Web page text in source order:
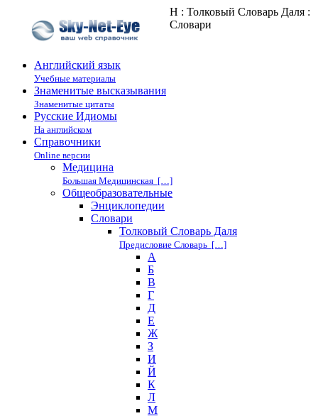
Н : Толковый Словарь Даля :
Cловари
Английский язык
Учебные материалы
Знаменитые высказывания
Знаменитые цитаты
Русские Идиомы
На английском
Справочники
Online версии
Медицина
Большая Медицинская […]
Общеобразовательные
Энциклопедии
Cловари
Толковый Словарь Даля
Предисловие Словарь […]
А
Б
В
Г
Д
Е
Ж
З
И
Й
К
Л
М